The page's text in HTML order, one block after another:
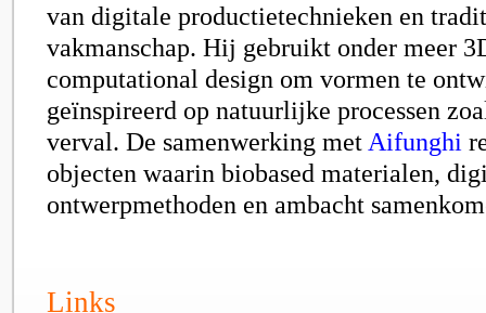
van digitale productietechnieken en
vakmanschap. Hij gebruikt onder meer
computational design om vormen te
geïnspireerd op natuurlijke processen
verval. De samenwerking met Aifunghi
objecten waarin biobased materialen,
ontwerpmethoden en ambacht
Links